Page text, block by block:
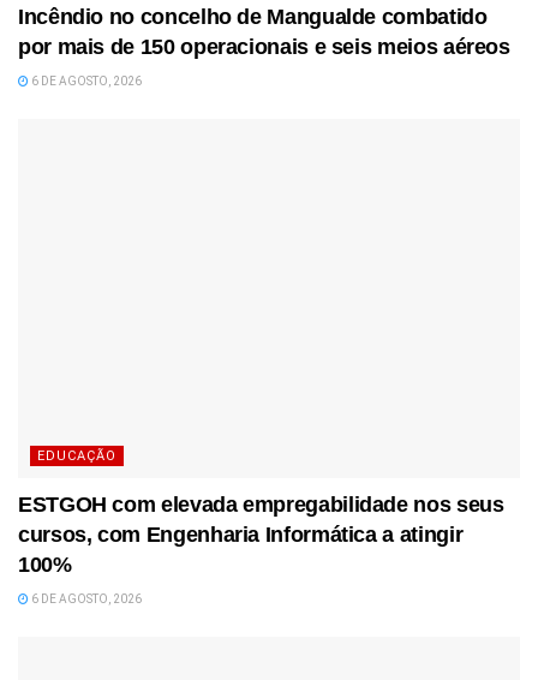
Incêndio no concelho de Mangualde combatido
por mais de 150 operacionais e seis meios aéreos
6 DE AGOSTO, 2026
EDUCAÇÃO
ESTGOH com elevada empregabilidade nos seus
cursos, com Engenharia Informática a atingir
100%
6 DE AGOSTO, 2026